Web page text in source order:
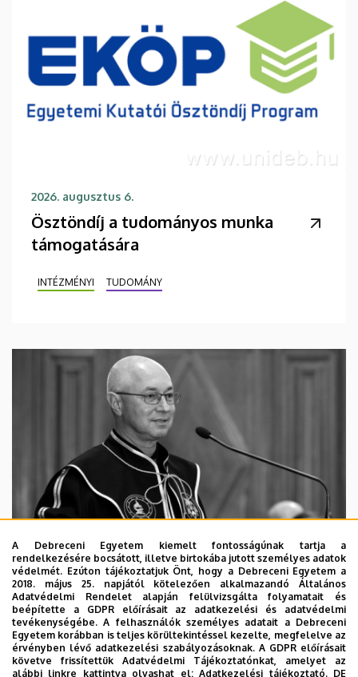
2026. augusztus 6.
Ösztöndíj a tudományos munka
támogatására
INTÉZMÉNYI TUDOMÁNY
2026. augusztus 5.
Díszdoktorát gyászolja a Debreceni
Egyetem
A Debreceni Egyetem kiemelt fontosságúnak tartja a
rendelkezésére bocsátott, illetve birtokába jutott személyes adatok
védelmét. Ezúton tájékoztatjuk Önt, hogy a Debreceni Egyetem a
2018. május 25. napjától kötelezően alkalmazandó Általános
Adatvédelmi Rendelet alapján felülvizsgálta folyamatait és
beépítette a GDPR előírásait az adatkezelési és adatvédelmi
tevékenységébe. A felhasználók személyes adatait a Debreceni
Egyetem korábban is teljes körültekintéssel kezelte, megfelelve az
érvényben lévő adatkezelési szabályozásoknak. A GDPR előírásait
követve frissítettük Adatvédelmi Tájékoztatónkat, amelyet az
alábbi linkre kattintva olvashat el:Adatkezelési tájékoztató. DE